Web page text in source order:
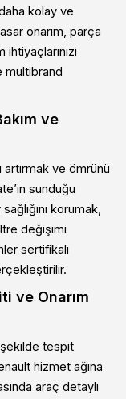
kolay ve
onarım, parça
multibrand
ve
artırmak ve ömrünü
sunduğu
korumak,
değişimi
sertifikalı
ve Onarım
şekilde tespit
hizmet ağına
araç detaylı